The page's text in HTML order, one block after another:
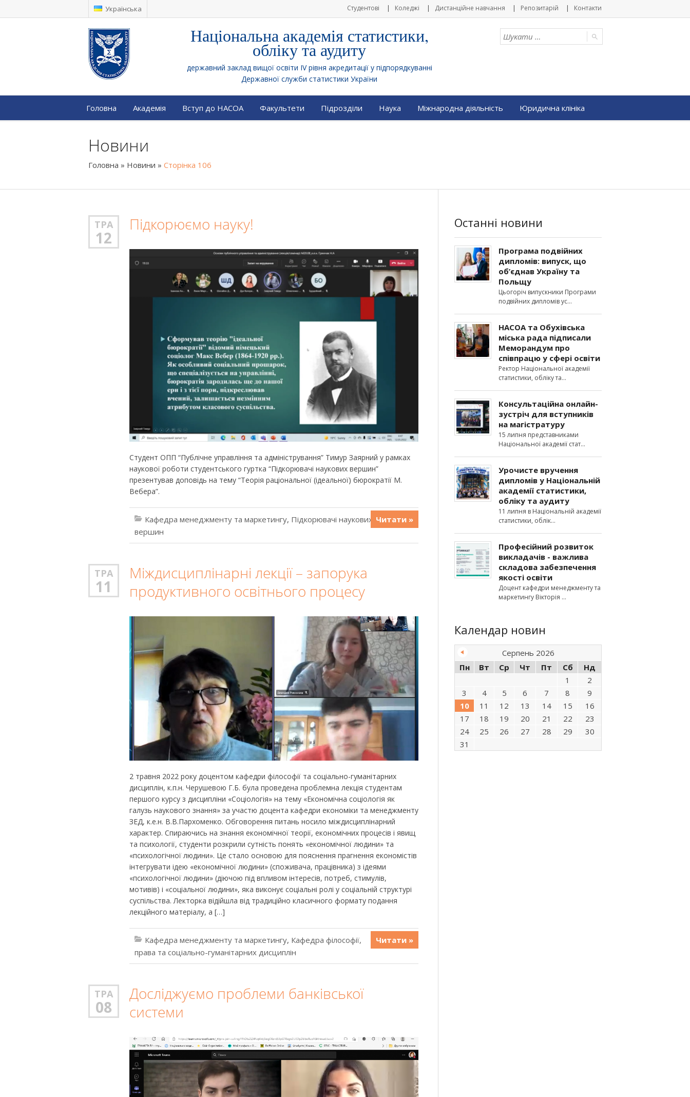
Українська Студентові Коледжі Дистанційне навчання Репозитарій Контакти
Національна академія статистики,
обліку та аудиту
державний заклад вищої освіти IV рівня акредитації у підпорядкуванні
Державної служби статистики України
Головна Академія Вступ до НАСОА Факультети Підрозділи Наука Міжнародна діяльність Юридична клініка
Новини
Головна » Новини » Сторінка 106
ТРА
12
Підкорюємо науку!
Студент ОПП “Публічне управління та адміністрування” Тимур Заярний у рамках
наукової роботи студентського гуртка “Підкорювачі наукових вершин”
презентував доповідь на тему “Теорія раціональної (ідеальної) бюрократії М.
Вебера”.
Кафедра менеджменту та маркетингу, Підкорювачі наукових
вершин
Читати »
ТРА
11
Міждисциплінарні лекції – запорука
продуктивного освітнього процесу
2 травня 2022 року доцентом кафедри філософії та соціально-гуманітарних
дисциплін, к.п.н. Черушевою Г.Б. була проведена проблемна лекція студентам
першого курсу з дисципліни «Соціологія» на тему «Економічна соціологія як
галузь наукового знання» за участю доцента кафедри економіки та менеджменту
ЗЕД, к.е.н. В.В.Пархоменко. Обговорення питань носило міждисциплінарний
характер. Спираючись на знання економічної теорії, економічних процесів і явищ
та психології, студенти розкрили сутність понять «економічної людини» та
«психологічної людини». Це стало основою для пояснення прагнення економістів
інтегрувати ідею «економічної людини» (споживача, працівника) з ідеями
«психологічної людини» (діючою під впливом інтересів, потреб, стимулів,
мотивів) і «соціальної людини», яка виконує соціальні ролі у соціальній структурі
суспільства. Лекторка відійшла від традиційно класичного формату подання
лекційного матеріалу, а […]
Кафедра менеджменту та маркетингу, Кафедра філософії,
права та соціально-гуманітарних дисциплін
Читати »
ТРА
08
Досліджуємо проблеми банківської
системи
Останні новини
Програма подвійних
дипломів: випуск, що
об’єднав Україну та
Польщу
Цьогоріч випускники Програми
подвійних дипломів ус
НАСОА та Обухівська
міська рада підписали
Меморандум про
співпрацю у сфері освіти
Ректор Національної академії
статистики, обліку та
Консультаційна онлайн-
зустріч для вступників
на магістратуру
15 липня представниками
Національної академії стат
Урочисте вручення
дипломів у Національній
академії статистики,
обліку та аудиту
11 липня в Національній академії
статистики, облік
Професійний розвиток
викладачів - важлива
складова забезпечення
якості освіти
Доцент кафедри менеджменту та
маркетингу Вікторія
Календар новин
Серпень 2026
Пн
Вт Ср Чт Пт Сб
Нд
1
2
3
4 5 6 7 8
9
10
11 12 13 14 15
16
17
18 19 20 21 22
23
24
25 26 27 28 29
30
31